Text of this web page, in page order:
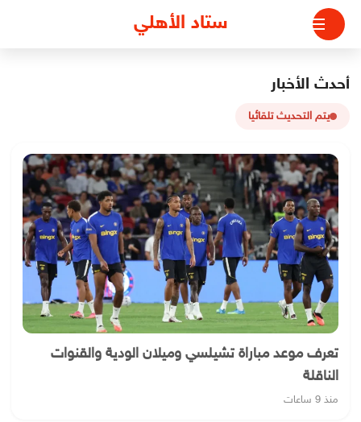
التجاوز
المحتوى
ستاد الأهلي
أحدث الأخبار
يتم التحديث تلقائيا
تعرف موعد مباراة تشيلسي وميلان الودية والقنوات
الناقلة
منذ 9 ساعات